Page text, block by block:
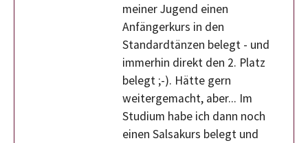
meiner Jugend einen
Anfängerkurs in den
Standardtänzen belegt - und
immerhin direkt den 2. Platz
belegt ;-). Hätte gern
weitergemacht, aber... Im
Studium habe ich dann noch
einen Salsakurs belegt und